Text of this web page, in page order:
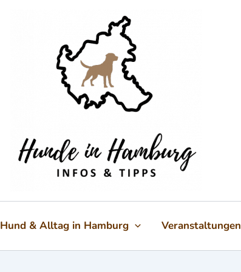
Hund & Alltag in Hamburg Veranstaltungen